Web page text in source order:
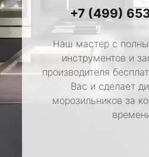
+7 (499)
Наш мастер с
инструментов и
производителя
Вас и сделает
морозильников за